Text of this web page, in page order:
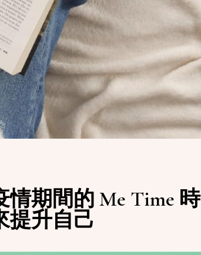
期間的 Me Time 時
提升自己